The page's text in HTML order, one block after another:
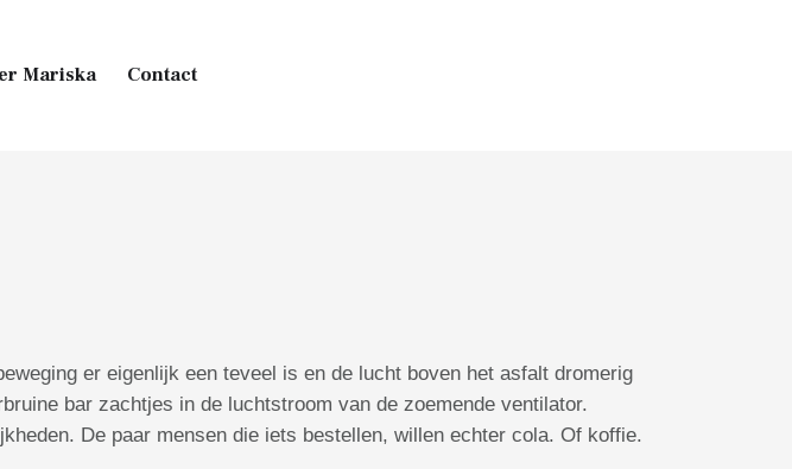
Mariska Contact
er eigenlijk een teveel is en de lucht boven het asfalt dromerig
bar zachtjes in de luchtstroom van de zoemende ventilator.
De paar mensen die iets bestellen, willen echter cola. Of koffie.